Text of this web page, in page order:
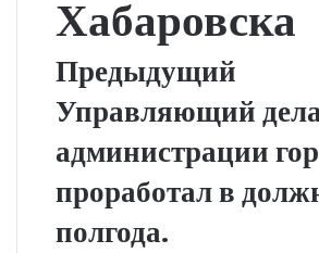
Хабаровска
Предыдущий
Управляющий
администрации
проработал в
полгода.